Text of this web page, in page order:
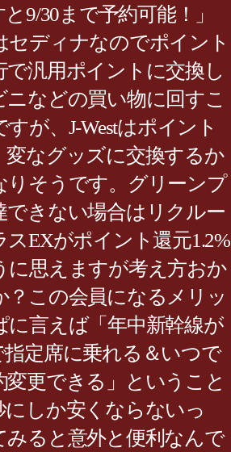
9/30まで予約可能！」
セディナなのでポイント
汎用ポイントに交換し
などの買い物に回すこ
が、J-Westはポイント
変なグッズに交換するか
りそうです。グリーンプ
できない場合はリクルー
スEXがポイント還元1.2%
に思えますが考え方おか
？この会員になるメリッ
に言えば「年中新幹線が
指定席に乗れる＆いつで
変更できる」ということ
にしか安くならないっ
みると意外と便利なんで